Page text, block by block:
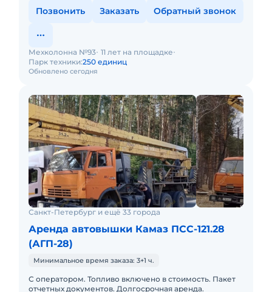
Позвонить Заказать Обратный звонок
Обновлено сегодня
Мехколонна №93 11 лет на площадке
Парк техники:250 единиц
Санкт-Петербург и ещё 33 города
Аренда автовышки Камаз ПСС-121.28
(АГП-28)
Минимальное время заказа: 3+1 ч.
С оператором. Топливо включено в стоимость. Пакет
отчетных документов. Долгосрочная аренда.